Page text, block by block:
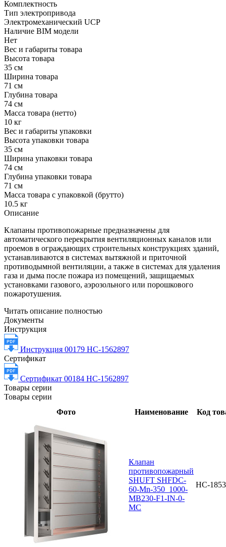
Комплектность
Тип электропривода
Электромеханический UCP
Наличие BIM модели
Нет
Вес и габариты товара
Высота товара
35 см
Ширина товара
71 см
Глубина товара
74 см
Масса товара (нетто)
10 кг
Вес и габариты упаковки
Высота упаковки товара
35 см
Ширина упаковки товара
74 см
Глубина упаковки товара
71 см
Масса товара с упаковкой (брутто)
10.5 кг
Описание
Клапаны противопожарные предназначены для
автоматического перекрытия вентиляционных каналов или
проемов в ограждающих строительных конструкциях зданий,
устанавливаются в системах вытяжной и приточной
противодымной вентиляции, а также в системах для удаления
газа и дыма после пожара из помещений, защищаемых
установками газового, аэрозольного или порошкового
пожаротушения.
Читать описание полностью
Документы
Инструкция
Инструкция 00179 НС-1562897
Сертификат
Сертификат 00184 НС-1562897
Товары серии
Товары серии
Фото
Наименование Код
Клапан
противопожарный
SHUFT SHFDC-
60-Mn-350_1000-
MB230-F1-IN-0-
MC
НС-